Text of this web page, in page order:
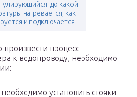
до какой
нагревается, как
и подключается
процесс
к водопроводу, необходимо
установить стояки